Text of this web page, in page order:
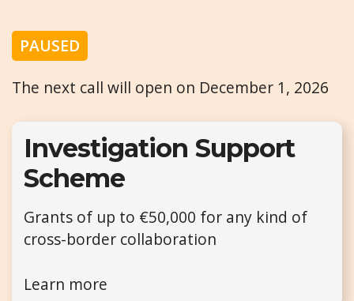
PAUSED
The next call will open on December 1, 2026
Investigation Support
Scheme
Grants of up to €50,000 for any kind of
cross-border collaboration
Learn more